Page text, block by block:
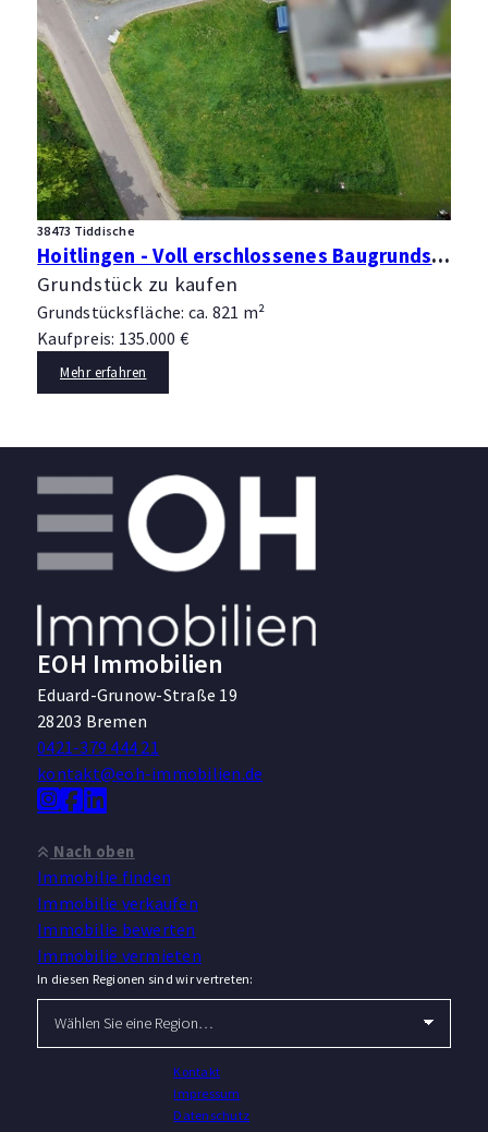
38473 Tiddische
Hoitlingen - Voll erschlossenes Baugrundstück für Ein- oder Zweifamilienhaus
Grundstück zu kaufen
Grundstücksfläche: ca. 821 m²
Kaufpreis: 135.000 €
Mehr erfahren
EOH Immobilien
Eduard-Grunow-Straße 19
28203 Bremen
0421-379 444 21
kontakt@eoh-immobilien.de
In diesen Regionen sind wir vertreten:
Nach oben
Immobilie finden
Immobilie verkaufen
Immobilie bewerten
Immobilie vermieten
Kontakt
Impressum
Datenschutz